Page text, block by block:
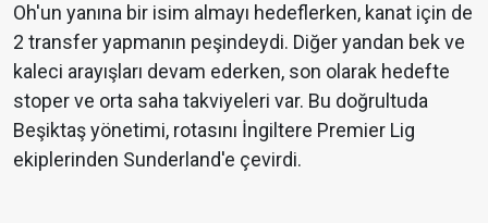
Oh'un yanına bir isim almayı hedeflerken, kanat için de
2 transfer yapmanın peşindeydi. Diğer yandan bek ve
kaleci arayışları devam ederken, son olarak hedefte
stoper ve orta saha takviyeleri var. Bu doğrultuda
Beşiktaş yönetimi, rotasını İngiltere Premier Lig
ekiplerinden Sunderland'e çevirdi.